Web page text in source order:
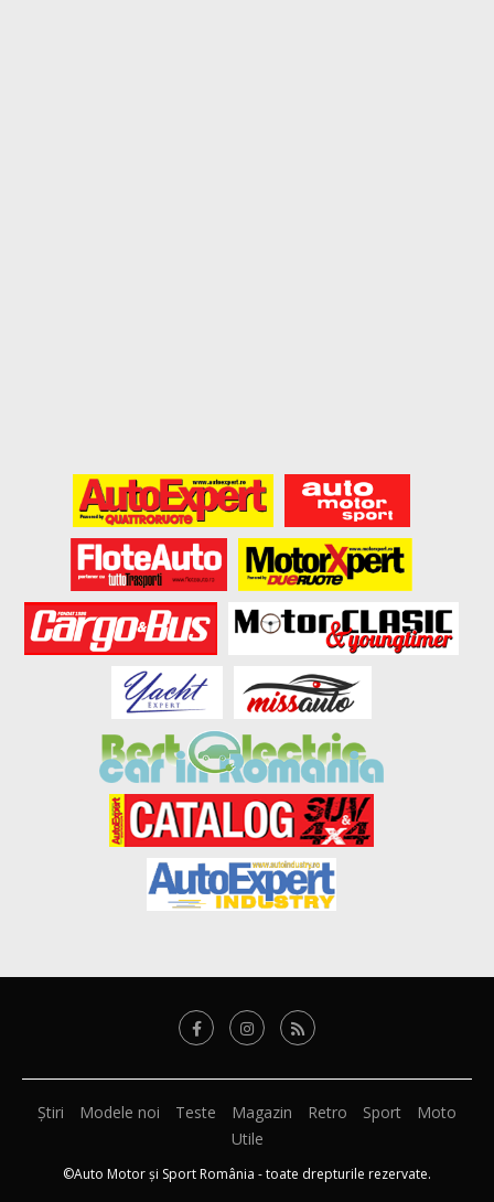
Știri Modele noi Teste Magazin Retro Sport
Moto
Utile
©Auto Motor și Sport România - toate drepturile rezervate.